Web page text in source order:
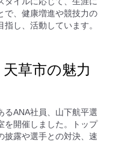
で、健康増進や競技力の
し、活動しています。
草市の魅力
るANA社員、山下航平選
を開催しました。トップ
披露や選手との対決、速